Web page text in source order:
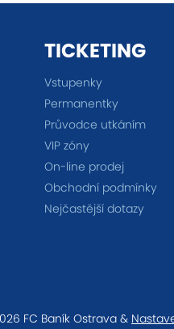
TICKETING
Vstupenky
Permanentky
Průvodce utkáním
VIP zóny
On-line prodej
Obchodní podmínky
Nejčastější dotazy
FC Baník Ostrava &